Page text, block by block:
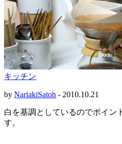
キッチン
by NariakiSatoh - 2010.10.21
白を基調としているのでポイン
す。